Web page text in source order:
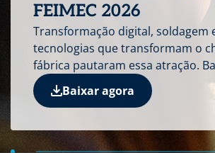
FEIMEC 2026
Transformação digital, soldagem
tecnologias que transformam o
fábrica pautaram essa atração.
para conferir os destaques das
Baixar agora